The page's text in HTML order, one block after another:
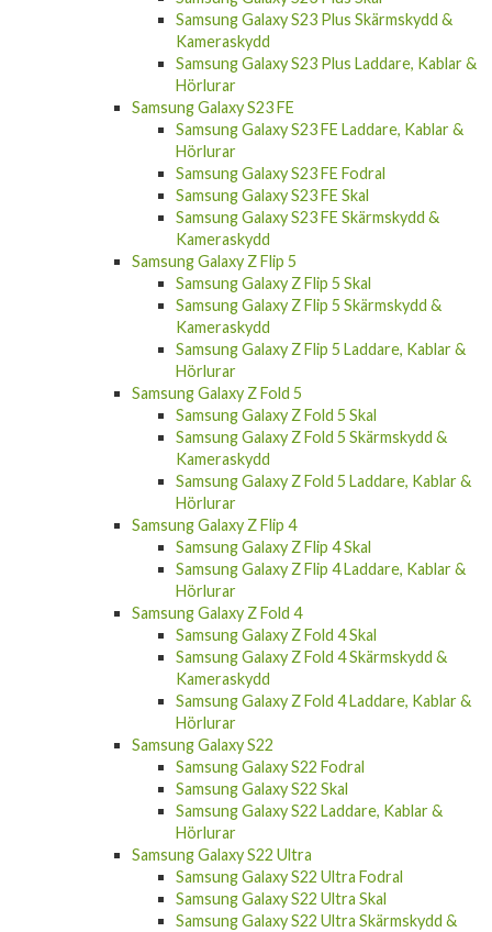
Samsung Galaxy S23 Plus Skärmskydd &
Kameraskydd
Samsung Galaxy S23 Plus Laddare, Kablar &
Hörlurar
Samsung Galaxy S23 FE
Samsung Galaxy S23 FE Laddare, Kablar &
Hörlurar
Samsung Galaxy S23 FE Fodral
Samsung Galaxy S23 FE Skal
Samsung Galaxy S23 FE Skärmskydd &
Kameraskydd
Samsung Galaxy Z Flip 5
Samsung Galaxy Z Flip 5 Skal
Samsung Galaxy Z Flip 5 Skärmskydd &
Kameraskydd
Samsung Galaxy Z Flip 5 Laddare, Kablar &
Hörlurar
Samsung Galaxy Z Fold 5
Samsung Galaxy Z Fold 5 Skal
Samsung Galaxy Z Fold 5 Skärmskydd &
Kameraskydd
Samsung Galaxy Z Fold 5 Laddare, Kablar &
Hörlurar
Samsung Galaxy Z Flip 4
Samsung Galaxy Z Flip 4 Skal
Samsung Galaxy Z Flip 4 Laddare, Kablar &
Hörlurar
Samsung Galaxy Z Fold 4
Samsung Galaxy Z Fold 4 Skal
Samsung Galaxy Z Fold 4 Skärmskydd &
Kameraskydd
Samsung Galaxy Z Fold 4 Laddare, Kablar &
Hörlurar
Samsung Galaxy S22
Samsung Galaxy S22 Fodral
Samsung Galaxy S22 Skal
Samsung Galaxy S22 Laddare, Kablar &
Hörlurar
Samsung Galaxy S22 Ultra
Samsung Galaxy S22 Ultra Fodral
Samsung Galaxy S22 Ultra Skal
Samsung Galaxy S22 Ultra Skärmskydd &